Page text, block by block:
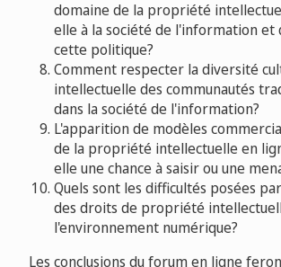
domaine de la propriété
elle à la société de l'information et
cette politique?
Comment respecter la diversité
intellectuelle des communautés
dans la société de l'information?
L'apparition de modèles
de la propriété intellectuelle en
elle une chance à saisir ou une
Quels sont les difficultés posées
des droits de propriété
l'environnement numérique?
Les conclusions du forum en ligne